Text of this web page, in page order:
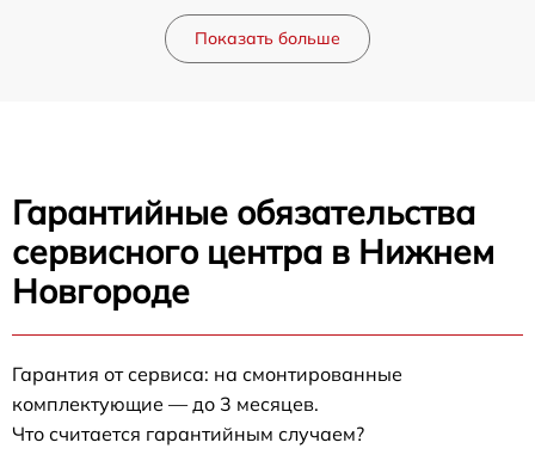
Показать больше
Гарантийные обязательства
сервисного центра в Нижнем
Новгороде
Гарантия от сервиса: на смонтированные
комплектующие — до 3 месяцев.
Что считается гарантийным случаем?